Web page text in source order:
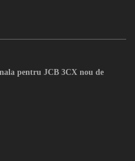
pentru JCB 3CX nou de